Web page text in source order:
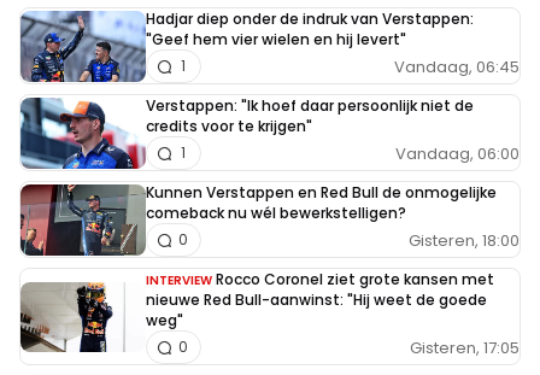
Hadjar diep onder de indruk van Verstappen:
"Geef hem vier wielen en hij levert"
Vandaag, 06:45
1
Verstappen: "Ik hoef daar persoonlijk niet de
credits voor te krijgen"
Vandaag, 06:00
1
Kunnen Verstappen en Red Bull de onmogelijke
comeback nu wél bewerkstelligen?
Gisteren, 18:00
0
INTERVIEW Rocco Coronel ziet grote kansen met
nieuwe Red Bull-aanwinst: "Hij weet de goede
weg"
Gisteren, 17:05
0